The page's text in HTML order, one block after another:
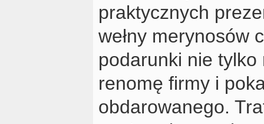
praktycznych
wełny merynosów
podarunki nie
renomę firmy i
obdarowanego.